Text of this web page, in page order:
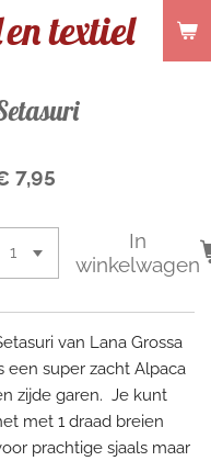
en textiel
7,95
In
winkelwagen
van Lana Grossa
een super zacht Alpaca
zijde garen. Je kunt
met 1 draad breien
prachtige sjaals maar